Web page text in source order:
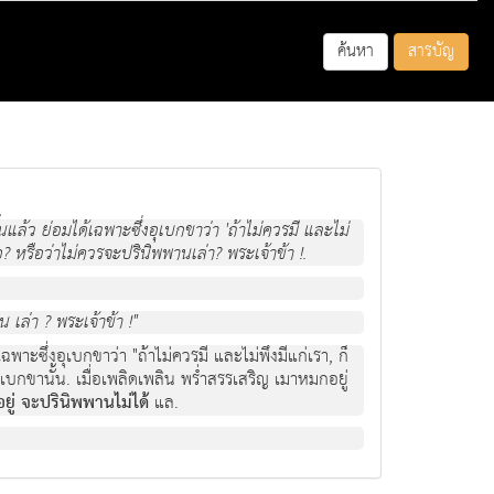
ค้นหา สารบัญ
ย่อมได้เฉพาะซึ่งอุเบกขาว่า 'ถ้าไม่ควรมี และไม่
รือว่าไม่ควรจะปรินิพพานเล่า? พระเจ้าข้า !.
ล่า ? พระเจ้าข้า !"
ซึ่งอุเบกขาว่า "ถ้าไม่ควรมี และไม่พึงมีแก่เรา, ก็
กขานั้น. เมื่อเพลิดเพลิน พร่ำสรรเสริญ เมาหมกอยู่
จะปรินิพพานไม่ได้ แล.